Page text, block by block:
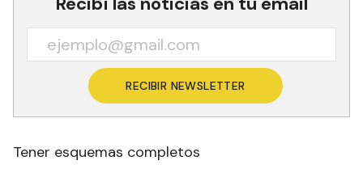
RECIBIR NEWSLETTER
Tener esquemas completos